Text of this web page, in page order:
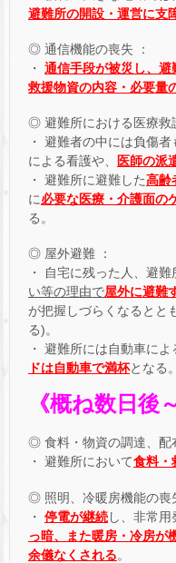
避難所の開設・運営に支
◎ 通信機能の喪失 ：
・ 通信手段が被災し、避
救援物資の内容・必要量
◎ 避難所における医療救
・ 避難者の中には負傷
による看護や、
医師の派
・ 避難所に避難した高齢
に必要な医療・介護面の
る。
◎ 屋外避難 ：
・ 自宅に残った人、避
い等の理由で屋外に避難
が把握しづらくなるとと
る)。
・ 避難所には自動車によ
ドは自動車で満杯となる。
《概ね数日後
◎ 食料・物資の調達、配
・ 避難所において食料・
◎ 照明、冷暖房機能の喪
・ 停電が継続し、非常
っ暗、また暖房・冷房が
余儀なくされる。